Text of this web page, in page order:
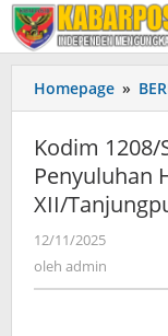
Lewati
ke
konten
Homepage »
Kodim 1208/
Penyuluhan
XII/
12/11/2025
oleh admin